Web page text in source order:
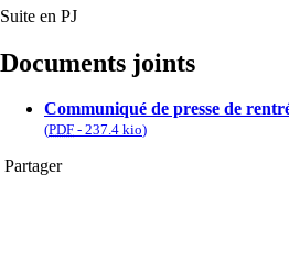
Suite en PJ
Documents joints
Communiqué de presse de
(PDF - 237.4 kio)
Partager